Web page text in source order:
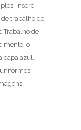
Insere
trabalho de
Trabalho de
o
capa azul,